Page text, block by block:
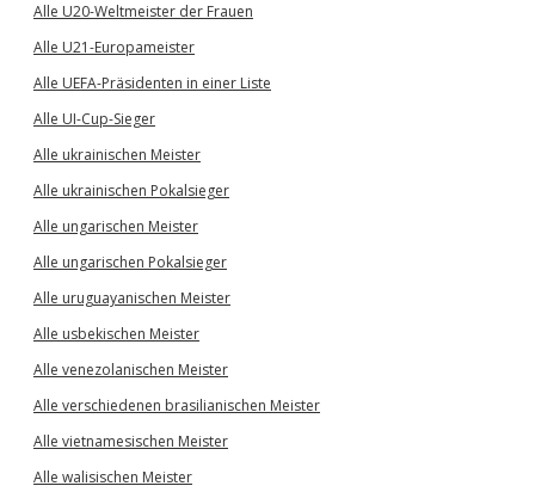
Alle U20-Weltmeister der Frauen
Alle U21-Europameister
Alle UEFA-Präsidenten in einer Liste
Alle UI-Cup-Sieger
Alle ukrainischen Meister
Alle ukrainischen Pokalsieger
Alle ungarischen Meister
Alle ungarischen Pokalsieger
Alle uruguayanischen Meister
Alle usbekischen Meister
Alle venezolanischen Meister
Alle verschiedenen brasilianischen Meister
Alle vietnamesischen Meister
Alle walisischen Meister